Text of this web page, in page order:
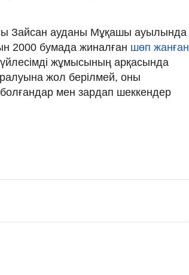
Зайсан ауданы Мұқашы ауылында
2000 бумада жиналған шөп жанған
жұмысының арқасында
жол берілмей, оны
мен зардап шеккендер